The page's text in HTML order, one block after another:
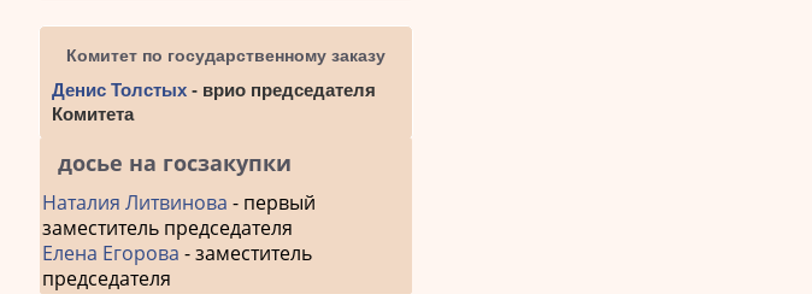
Комитет по государственному заказу
Денис Толстых - врио председателя
Комитета
досье на госзакупки
Наталия Литвинова - первый
заместитель председателя
Елена Егорова - заместитель
председателя